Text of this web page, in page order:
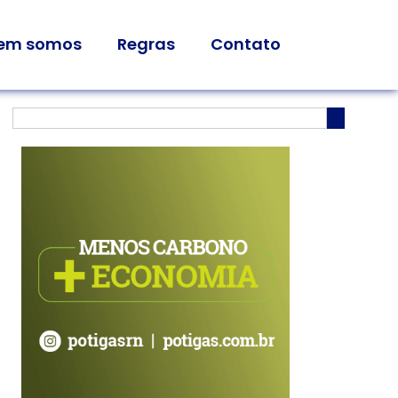
somos Regras Contato